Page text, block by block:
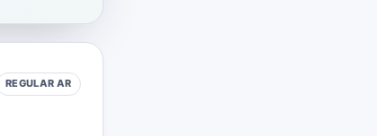
REGULAR AR